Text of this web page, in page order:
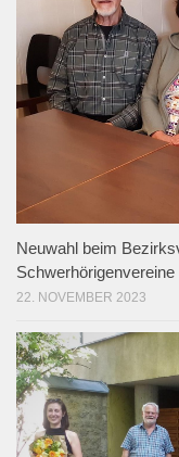
Neuwahl beim
22. NOVEMBER 2023